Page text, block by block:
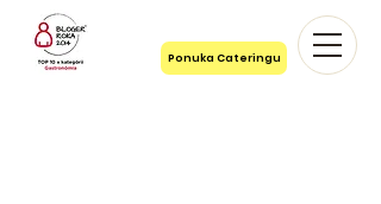
Ponuka Cateringu